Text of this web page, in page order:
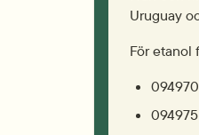
Uruguay
För etanol